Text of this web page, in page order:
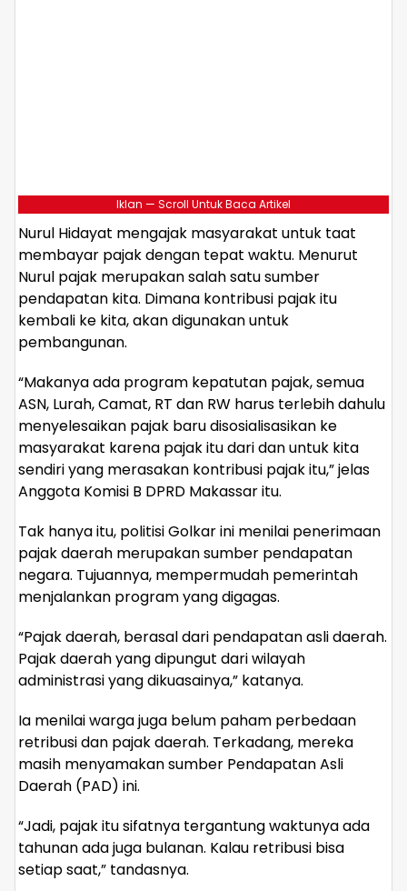
Iklan — Scroll Untuk Baca Artikel
Nurul Hidayat mengajak masyarakat untuk taat
membayar pajak dengan tepat waktu. Menurut
Nurul pajak merupakan salah satu sumber
pendapatan kita. Dimana kontribusi pajak itu
kembali ke kita, akan digunakan untuk
pembangunan.
“Makanya ada program kepatutan pajak, semua
ASN, Lurah, Camat, RT dan RW harus terlebih dahulu
menyelesaikan pajak baru disosialisasikan ke
masyarakat karena pajak itu dari dan untuk kita
sendiri yang merasakan kontribusi pajak itu,” jelas
Anggota Komisi B DPRD Makassar itu.
Tak hanya itu, politisi Golkar ini menilai penerimaan
pajak daerah merupakan sumber pendapatan
negara. Tujuannya, mempermudah pemerintah
menjalankan program yang digagas.
“Pajak daerah, berasal dari pendapatan asli daerah.
Pajak daerah yang dipungut dari wilayah
administrasi yang dikuasainya,” katanya.
Ia menilai warga juga belum paham perbedaan
retribusi dan pajak daerah. Terkadang, mereka
masih menyamakan sumber Pendapatan Asli
Daerah (PAD) ini.
“Jadi, pajak itu sifatnya tergantung waktunya ada
tahunan ada juga bulanan. Kalau retribusi bisa
setiap saat,” tandasnya.